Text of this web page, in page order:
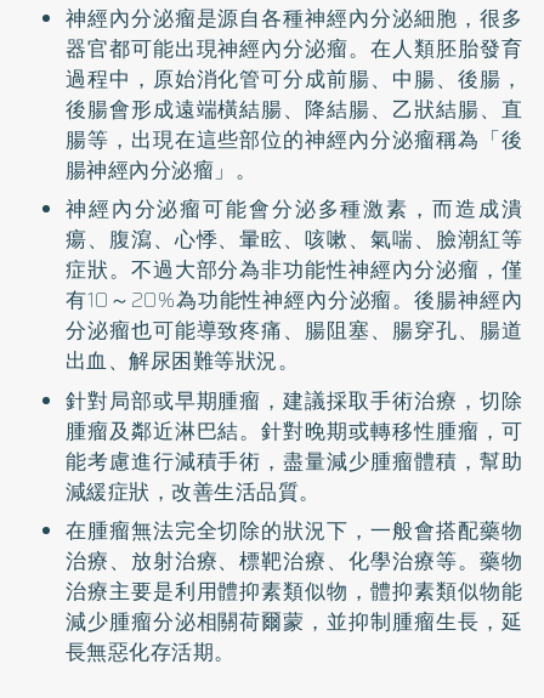
神經內分泌瘤是源自各種神經內分泌細胞，很多
器官都可能出現神經內分泌瘤。在人類胚胎發育
過程中，原始消化管可分成前腸、中腸、後腸，
後腸會形成遠端橫結腸、降結腸、乙狀結腸、直
腸等，出現在這些部位的神經內分泌瘤稱為「後
腸神經內分泌瘤」。
神經內分泌瘤可能會分泌多種激素，而造成潰
瘍、腹瀉、心悸、暈眩、咳嗽、氣喘、臉潮紅等
症狀。不過大部分為非功能性神經內分泌瘤，僅
有10～20%為功能性神經內分泌瘤。後腸神經內
分泌瘤也可能導致疼痛、腸阻塞、腸穿孔、腸道
出血、解尿困難等狀況。
針對局部或早期腫瘤，建議採取手術治療，切除
腫瘤及鄰近淋巴結。針對晚期或轉移性腫瘤，可
能考慮進行減積手術，盡量減少腫瘤體積，幫助
減緩症狀，改善生活品質。
在腫瘤無法完全切除的狀況下，一般會搭配藥物
治療、放射治療、標靶治療、化學治療等。藥物
治療主要是利用體抑素類似物，體抑素類似物能
減少腫瘤分泌相關荷爾蒙，並抑制腫瘤生長，延
長無惡化存活期。